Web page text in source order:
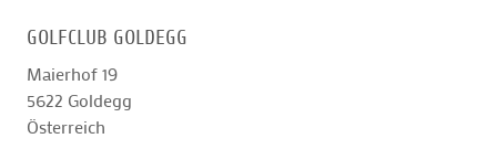
GOLFHOTELS
GOLFCLUB GOLDEGG
Maierhof 19
5622 Goldegg
Österreich